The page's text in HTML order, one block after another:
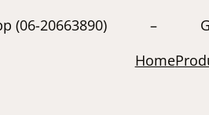
(06-20663890) –
Home